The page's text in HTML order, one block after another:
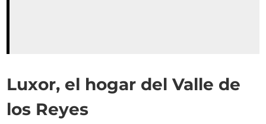
Luxor, el hogar del Valle de
los Reyes